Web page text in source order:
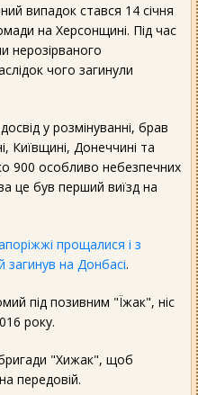
випадок стався 14 січня
на Херсонщині. Під час
нерозірваного
чого загинули
у розмінуванні, брав
Київщині, Донеччині та
900 особливо небезпечних
це був перший виїзд на
прощалися і з
загинув на Донбасі.
під позивним "Їжак", ніс
року.
"Хижак", щоб
передовій.